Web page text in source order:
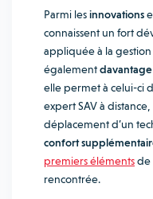
Parmi lesinnovations
connaissent un fort
appliquée à la
également
elle permet à celui-ci
expert SAV à
déplacement d’un
confort
premiers élémentsde
rencontrée.